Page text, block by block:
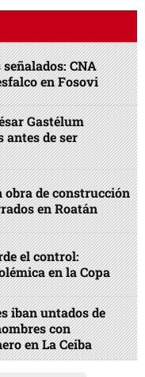
CNA
en Fosovi
Gastélum
de ser
obra de construcción
en Roatán
el control:
en la Copa
iban untados de
con
en La Ceiba